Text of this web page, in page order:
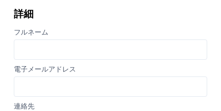
詳細
フルネーム
電子メールアドレス
連絡先